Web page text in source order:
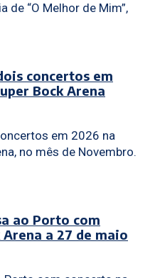
de “O Melhor de Mim”,
concertos em
Bock Arena
em 2026 na
no mês de Novembro.
ao Porto com
a 27 de maio